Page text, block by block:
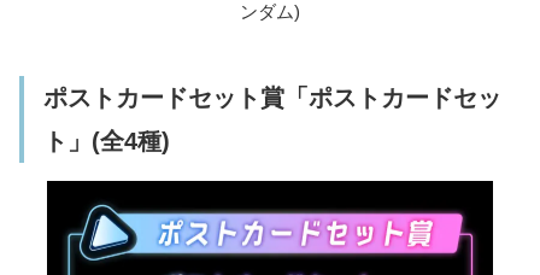
ンダム)
ポストカードセット賞「ポストカードセッ
ト」(全4種)